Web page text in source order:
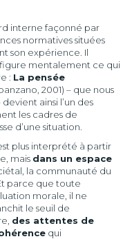
interne façonné par
normatives situées
son expérience. Il
mentalement ce qui
: La pensée
2001) – que nous
ainsi l’un des
les cadres de
d’une situation.
plus interprété à partir
mais dans un espace
la communauté du
parce que toute
morale, il ne
le seuil de
des attentes de
qui